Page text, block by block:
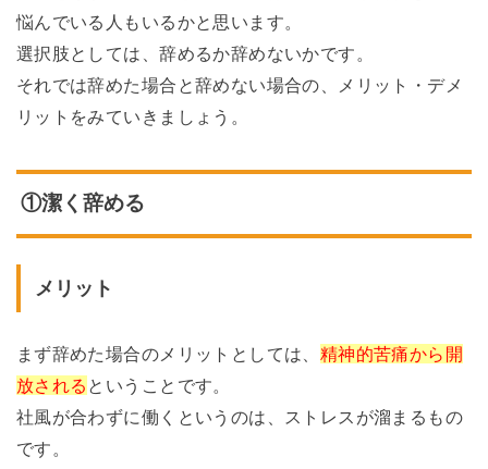
悩んでいる人もいるかと思います。
選択肢としては、辞めるか辞めないかです。
それでは辞めた場合と辞めない場合の、メリット・デメ
リットをみていきましょう。
①潔く辞める
メリット
まず辞めた場合のメリットとしては、 精神的苦痛から開
放される ということです。
社風が合わずに働くというのは、ストレスが溜まるもの
です。